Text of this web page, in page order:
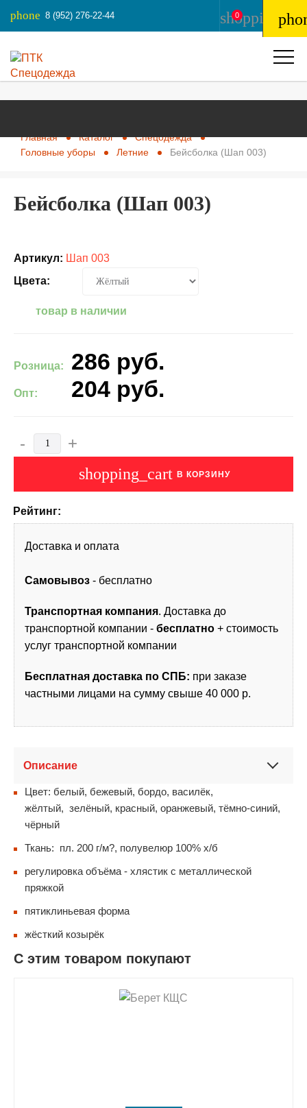
phone 8 (952) 276-22-44 0
Главная Каталог
Спецодежда
Головные уборы
Летние Бейсболка (Шап 003)
Бейсболка (Шап 003)
Артикул: Шап 003
Цвета:
товар в наличии
Розница: 286 руб.
Опт: 204 руб.
- +
shopping_cart В КОРЗИНУ
Рейтинг:
Доставка и оплата
Самовывоз - бесплатно
Транспортная компания. Доставка до
транспортной компании - бесплатно + стоимость
услуг транспортной компании
Бесплатная доставка по СПБ: при заказе
частными лицами на сумму свыше 40 000 р.
Описание
Цвет: белый, бежевый, бордо, василёк,
жёлтый, зелёный, красный, оранжевый, тёмно-синий,
чёрный
Ткань: пл. 200 г/м?, полувелюр 100% х/б
регулировка объёма - хлястик с металлической
пряжкой
пятиклиньевая форма
жёсткий козырёк
С этим товаром покупают
shopping_cart В КОРЗИНУ